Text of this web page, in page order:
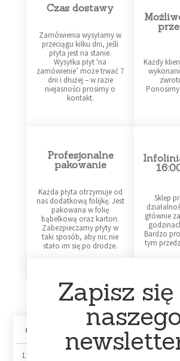
Czas dostawy
Zamówienia wysyłamy w
przeciągu kilku dni, jeśli
płyta jest na stanie.
Wysyłka płyt 'na
zamówienie’ może trwać 7
dni i dłużej – w razie
niejasności prosimy o
kontakt.
Każdy
Ponosimy
Profesjonalne
pakowanie
Każda płyta otrzymuje od
nas dodatkową folijkę. Jest
pakowana w folię
bąbelkową oraz karton.
Zabezpieczamy płyty w
taki sposób, aby nic nie
stało im się po drodze.
Sklep
głównie
Bardzo
tym
Opis
1 The River Is Rising
Zapisz